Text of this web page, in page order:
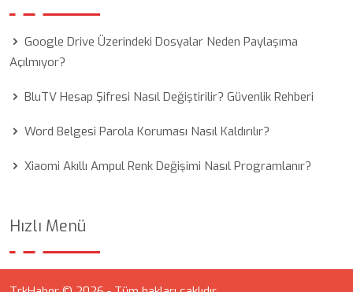
Google Drive Üzerindeki Dosyalar Neden Paylaşıma
Açılmıyor?
BluTV Hesap Şifresi Nasıl Değiştirilir? Güvenlik Rehberi
Word Belgesi Parola Koruması Nasıl Kaldırılır?
Xiaomi Akıllı Ampul Renk Değişimi Nasıl Programlanır?
Hızlı Menü